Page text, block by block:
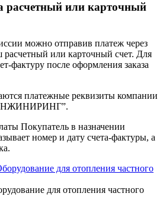
расчетный или карточный
можно отправив платеж через
или карточный счет. Для
фактуру после оформления заказа
платежные реквизиты компании
Покупатель в назначении
номер и дату счета-фактуры, а
для отопления частного